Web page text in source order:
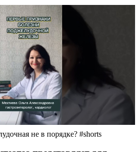
не в порядке? #shorts